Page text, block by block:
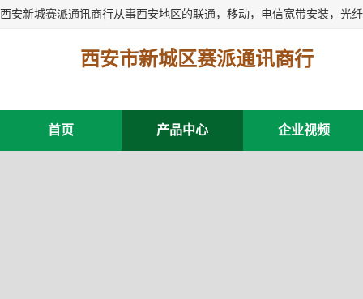
西安市新城区赛派通讯商行
首页 产品中心 企业视频